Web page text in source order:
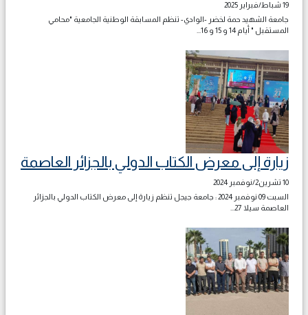
19 شباط/فبراير 2025
جامعة الشهيد حمة لخضر -الوادي- تنظم المسابقة الوطنية الجامعية "محامي
المستقبل " أيام 14 و 15 و 16...
زيارة إلى معرض الكتاب الدولي بالجزائر العاصمة
10 تشرين2/نوفمبر 2024
السبت 09 نوفمبر 2024 : جامعة جيجل تنظم زيارة إلى معرض الكتاب الدولي بالجزائر
العاصمة سيلا 27...